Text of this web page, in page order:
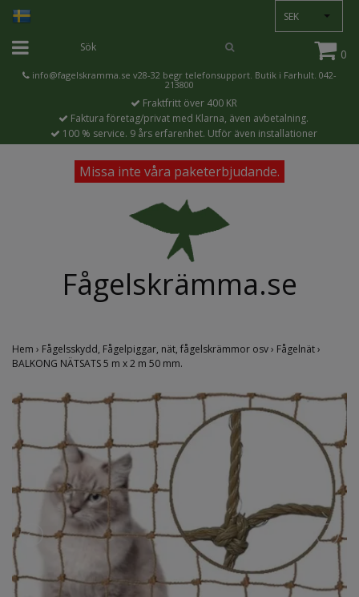
SEK
0
info@fagelskramma.se v28-32 begr telefonsupport. Butik i Farhult. 042-
213800
Fraktfritt över 400 KR
Faktura företag/privat med Klarna, även avbetalning.
100 % service. 9 års erfarenhet. Utför även installationer
Missa inte våra paketerbjudande.
Fågelskrämma.se
Hem › Fågelsskydd, Fågelpiggar, nät, fågelskrämmor osv› Fågelnät›
BALKONG NÄTSATS 5 m x 2 m 50 mm.